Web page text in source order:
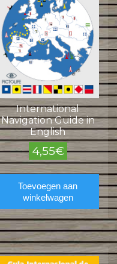
International
Navigation Guide in
English
4,55€
Toevoegen aan
winkelwagen